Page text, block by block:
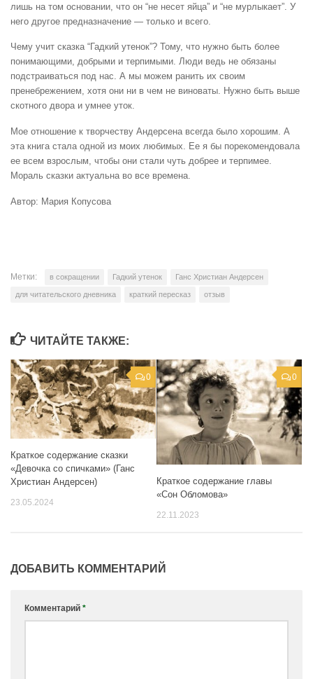
лишь на том основании, что он “не несет яйца” и “не мурлыкает”. У
него другое предназначение — только и всего.
Чему учит сказка “Гадкий утенок”? Тому, что нужно быть более
понимающими, добрыми и терпимыми. Люди ведь не обязаны
подстраиваться под нас. А мы можем ранить их своим
пренебрежением, хотя они ни в чем не виноваты. Нужно быть выше
скотного двора и умнее уток.
Мое отношение к творчеству Андерсена всегда было хорошим. А
эта книга стала одной из моих любимых. Ее я бы порекомендовала
ее всем взрослым, чтобы они стали чуть добрее и терпимее.
Мораль сказки актуальна во все времена.
Автор: Мария Копусова
Метки: в сокращении Гадкий утенок Ганс Христиан Андерсен
для читательского дневника краткий пересказ отзыв
ЧИТАЙТЕ ТАКЖЕ:
0
Краткое содержание сказки
«Девочка со спичками» (Ганс
Христиан Андерсен)
23.05.2024
0
Краткое содержание главы
«Сон Обломова»
22.11.2023
ДОБАВИТЬ КОММЕНТАРИЙ
Комментарий *